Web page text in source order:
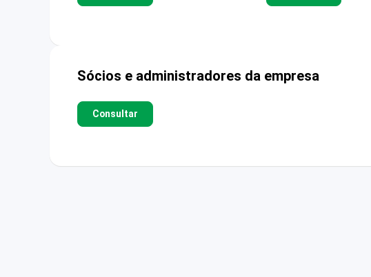
Sócios e administradores da empresa
Consultar